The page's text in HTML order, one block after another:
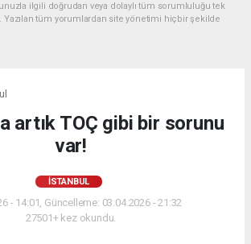
ilgili doğrudan veya dolaylı tüm sorumluluğu tek
Yazılan tüm yorumlardan site yönetimi hiçbir şekilde
artık TOÇ gibi bir sorunu
var!
İSTANBUL
- 14:01, Güncelleme: 03.04.2026 - 21:32
27501+ kez okundu.